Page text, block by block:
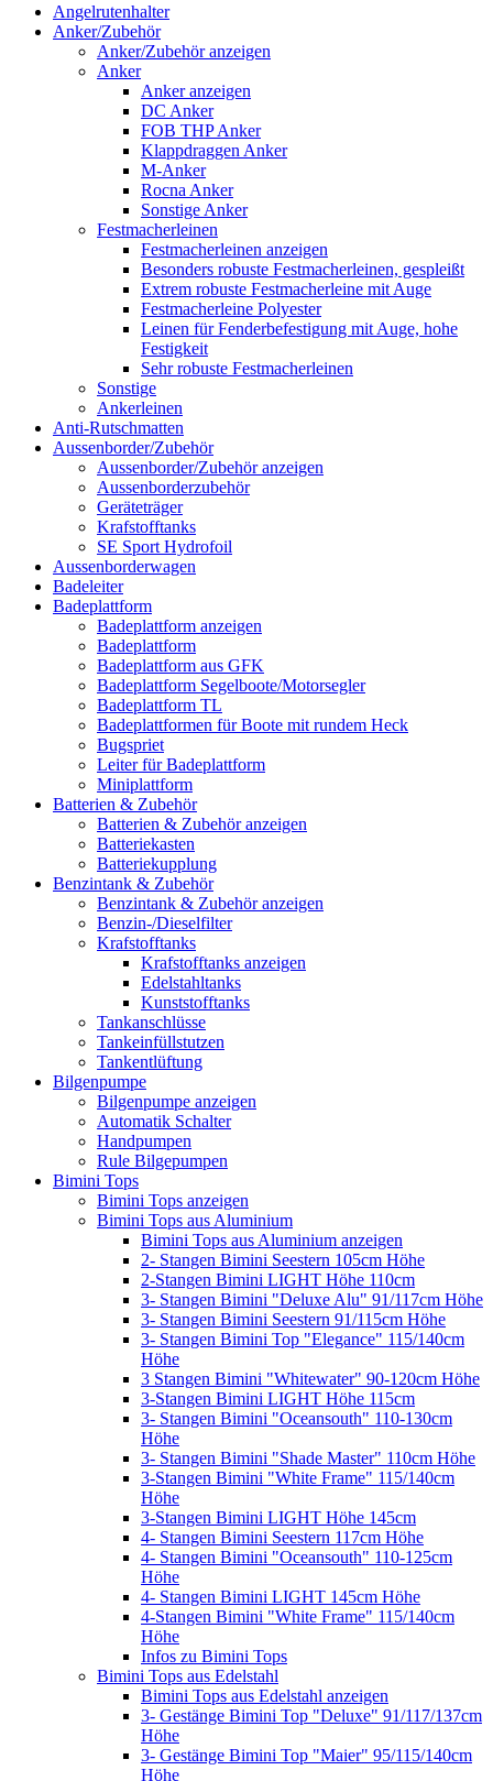
Angelrutenhalter
Anker/Zubehör
Anker/Zubehör anzeigen
Anker
Anker anzeigen
DC Anker
FOB THP Anker
Klappdraggen Anker
M-Anker
Rocna Anker
Sonstige Anker
Festmacherleinen
Festmacherleinen anzeigen
Besonders robuste Festmacherleinen, gespleißt
Extrem robuste Festmacherleine mit Auge
Festmacherleine Polyester
Leinen für Fenderbefestigung mit Auge, hohe
Festigkeit
Sehr robuste Festmacherleinen
Sonstige
Ankerleinen
Anti-Rutschmatten
Aussenborder/Zubehör
Aussenborder/Zubehör anzeigen
Aussenborderzubehör
Geräteträger
Krafstofftanks
SE Sport Hydrofoil
Aussenborderwagen
Badeleiter
Badeplattform
Badeplattform anzeigen
Badeplattform
Badeplattform aus GFK
Badeplattform Segelboote/Motorsegler
Badeplattform TL
Badeplattformen für Boote mit rundem Heck
Bugspriet
Leiter für Badeplattform
Miniplattform
Batterien & Zubehör
Batterien & Zubehör anzeigen
Batteriekasten
Batteriekupplung
Benzintank & Zubehör
Benzintank & Zubehör anzeigen
Benzin-/Dieselfilter
Krafstofftanks
Krafstofftanks anzeigen
Edelstahltanks
Kunststofftanks
Tankanschlüsse
Tankeinfüllstutzen
Tankentlüftung
Bilgenpumpe
Bilgenpumpe anzeigen
Automatik Schalter
Handpumpen
Rule Bilgepumpen
Bimini Tops
Bimini Tops anzeigen
Bimini Tops aus Aluminium
Bimini Tops aus Aluminium anzeigen
2- Stangen Bimini Seestern 105cm Höhe
2-Stangen Bimini LIGHT Höhe 110cm
3- Stangen Bimini "Deluxe Alu" 91/117cm Höhe
3- Stangen Bimini Seestern 91/115cm Höhe
3- Stangen Bimini Top "Elegance" 115/140cm
Höhe
3 Stangen Bimini "Whitewater" 90-120cm Höhe
3-Stangen Bimini LIGHT Höhe 115cm
3- Stangen Bimini "Oceansouth" 110-130cm
Höhe
3- Stangen Bimini "Shade Master" 110cm Höhe
3-Stangen Bimini "White Frame" 115/140cm
Höhe
3-Stangen Bimini LIGHT Höhe 145cm
4- Stangen Bimini Seestern 117cm Höhe
4- Stangen Bimini "Oceansouth" 110-125cm
Höhe
4- Stangen Bimini LIGHT 145cm Höhe
4-Stangen Bimini "White Frame" 115/140cm
Höhe
Infos zu Bimini Tops
Bimini Tops aus Edelstahl
Bimini Tops aus Edelstahl anzeigen
3- Gestänge Bimini Top "Deluxe" 91/117/137cm
Höhe
3- Gestänge Bimini Top "Maier" 95/115/140cm
Höhe